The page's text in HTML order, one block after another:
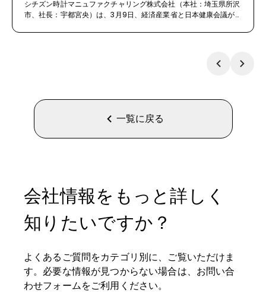
シチズン時計マニュファクチャリング株式会社（本社：埼玉県所沢
市、社長：宇都宮央）は、3月9日、経済産業省と日本健康会議が
て認定されました。
一覧に戻る
会社情報をもっと詳しく
知りたいですか？
よくあるご質問をカテゴリ別に、ご覧いただけま
す。必要な情報が見つからない場合は、お問い合
わせフォームをご利用ください。